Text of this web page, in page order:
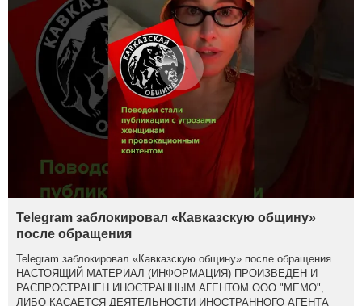
Telegram заблокировал «Кавказскую общину»
после обращения
Telegram заблокировал «Кавказскую общину» после обращения
НАСТОЯЩИЙ МАТЕРИАЛ (ИНФОРМАЦИЯ) ПРОИЗВЕДЕН И
РАСПРОСТРАНЕН ИНОСТРАННЫМ АГЕНТОМ ООО "МЕМО",
ЛИБО КАСАЕТСЯ ДЕЯТЕЛЬНОСТИ ИНОСТРАННОГО АГЕНТА